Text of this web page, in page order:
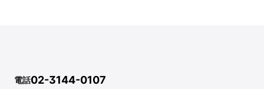
電話02-3144-0107